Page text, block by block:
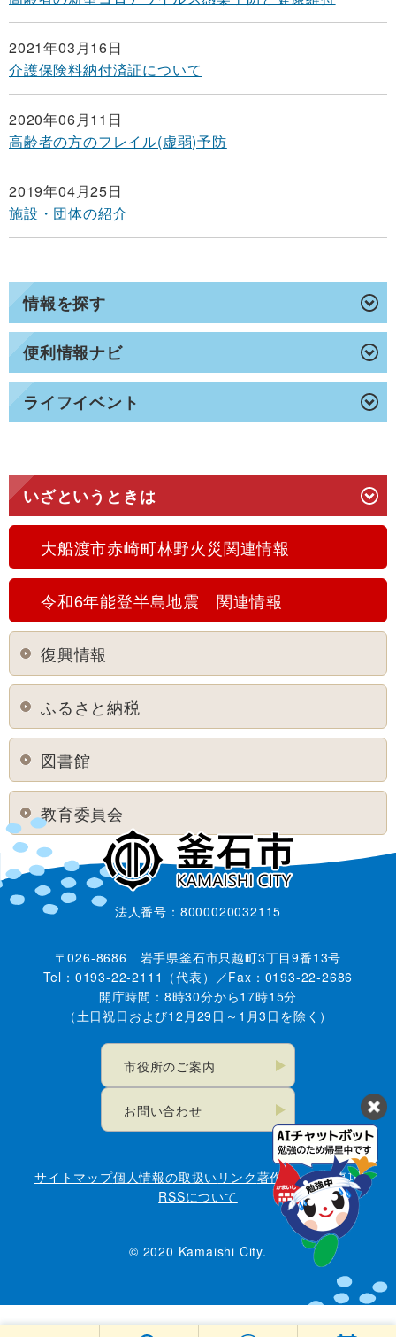
情報を探す
便利情報ナビ
ライフイベント
2021年03月16日
介護保険料納付済証について
2020年06月11日
高齢者の方のフレイル(虚弱)予防
2019年04月25日
施設・団体の紹介
いざというときは
大船渡市赤崎町林野火災関連情報
令和6年能登半島地震 関連情報
復興情報
ふるさと納税
図書館
教育委員会
法人番号：8000020032115
〒026-8686 岩手県釜石市只越町3丁目9番13号
Tel：0193-22-2111（代表）／Fax：0193-22-2686
開庁時間：8時30分から17時15分
（土日祝日および12月29日～1月3日を除く）
市役所のご案内
お問い合わせ
サイトマップ個人情報の取扱い リンク著作権・免責事項
RSSについて
© 2020 Kamaishi City.